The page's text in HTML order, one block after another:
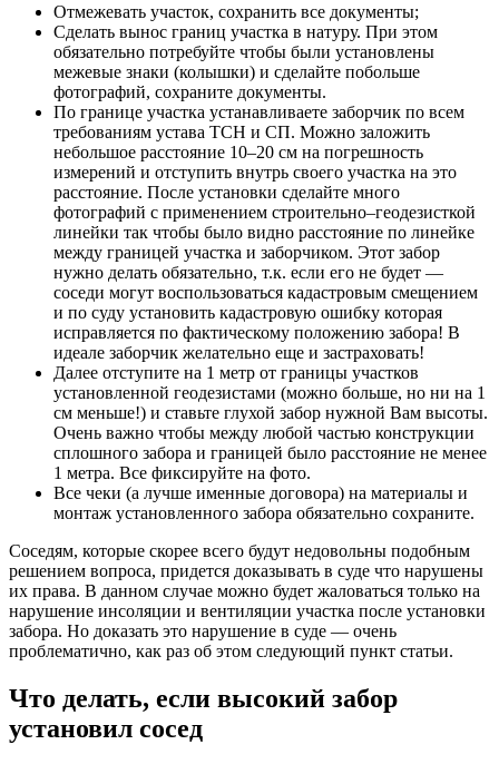
Отмежевать участок, сохранить все документы;
Сделать вынос границ участка в натуру. При этом
обязательно потребуйте чтобы были установлены
межевые знаки (колышки) и сделайте побольше
фотографий, сохраните документы.
По границе участка устанавливаете заборчик по всем
требованиям устава ТСН и СП. Можно заложить
небольшое расстояние 10–20 см на погрешность
измерений и отступить внутрь своего участка на это
расстояние. После установки сделайте много
фотографий с применением строительно–геодезисткой
линейки так чтобы было видно расстояние по линейке
между границей участка и заборчиком. Этот забор
нужно делать обязательно, т.к. если его не будет —
соседи могут воспользоваться кадастровым смещением
и по суду установить кадастровую ошибку которая
исправляется по фактическому положению забора! В
идеале заборчик желательно еще и застраховать!
Далее отступите на 1 метр от границы участков
установленной геодезистами (можно больше, но ни на 1
см меньше!) и ставьте глухой забор нужной Вам высоты.
Очень важно чтобы между любой частью конструкции
сплошного забора и границей было расстояние не менее
1 метра. Все фиксируйте на фото.
Все чеки (а лучше именные договора) на материалы и
монтаж установленного забора обязательно сохраните.
Соседям, которые скорее всего будут недовольны подобным
решением вопроса, придется доказывать в суде что нарушены
их права. В данном случае можно будет жаловаться только на
нарушение инсоляции и вентиляции участка после установки
забора. Но доказать это нарушение в суде — очень
проблематично, как раз об этом следующий пункт статьи.
Что делать, если высокий забор
установил сосед